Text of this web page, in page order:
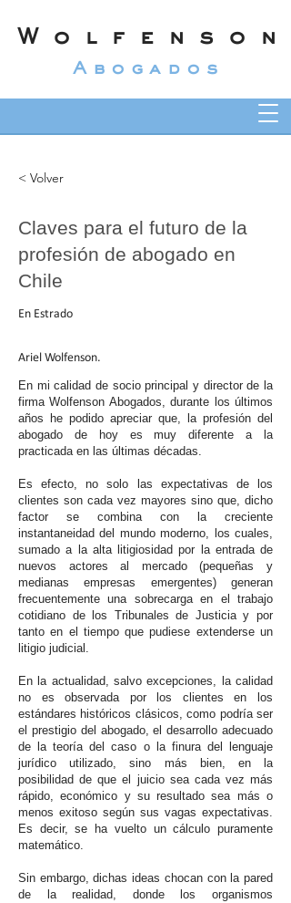
Wolfenson
Abogados
< Volver
Claves para el futuro de la
profesión de abogado en
Chile
En Estrado
Ariel Wolfenson.
En mi calidad de socio principal y director de la
firma Wolfenson Abogados, durante los últimos
años he podido apreciar que, la profesión del
abogado de hoy es muy diferente a la
practicada en las últimas décadas.
Es efecto, no solo las expectativas de los
clientes son cada vez mayores sino que, dicho
factor se combina con la creciente
instantaneidad del mundo moderno, los cuales,
sumado a la alta litigiosidad por la entrada de
nuevos actores al mercado (pequeñas y
medianas empresas emergentes) generan
frecuentemente una sobrecarga en el trabajo
cotidiano de los Tribunales de Justicia y por
tanto en el tiempo que pudiese extenderse un
litigio judicial.
En la actualidad, salvo excepciones, la calidad
no es observada por los clientes en los
estándares históricos clásicos, como podría ser
el prestigio del abogado, el desarrollo adecuado
de la teoría del caso o la finura del lenguaje
jurídico utilizado, sino más bien, en la
posibilidad de que el juicio sea cada vez más
rápido, económico y su resultado sea más o
menos exitoso según sus vagas expectativas.
Es decir, se ha vuelto un cálculo puramente
matemático.
Sin embargo, dichas ideas chocan con la pared
de la realidad, donde los organismos